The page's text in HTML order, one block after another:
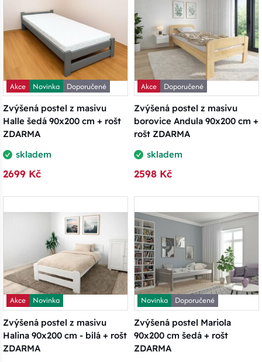
Akce Novinka
Doporučené
Zvýšená postel z masivu
Halle šedá 90x200 cm + rošt
ZDARMA
skladem
2699 Kč
Akce
Doporučené
Zvýšená postel z masivu
borovice Andula 90x200 cm +
rošt ZDARMA
skladem
2598 Kč
Akce
Novinka
Zvýšená postel z masivu
Halina 90x200 cm - bílá + rošt
ZDARMA
Novinka
Doporučené
Zvýšená postel Mariola
90x200 cm šedá + rošt
ZDARMA